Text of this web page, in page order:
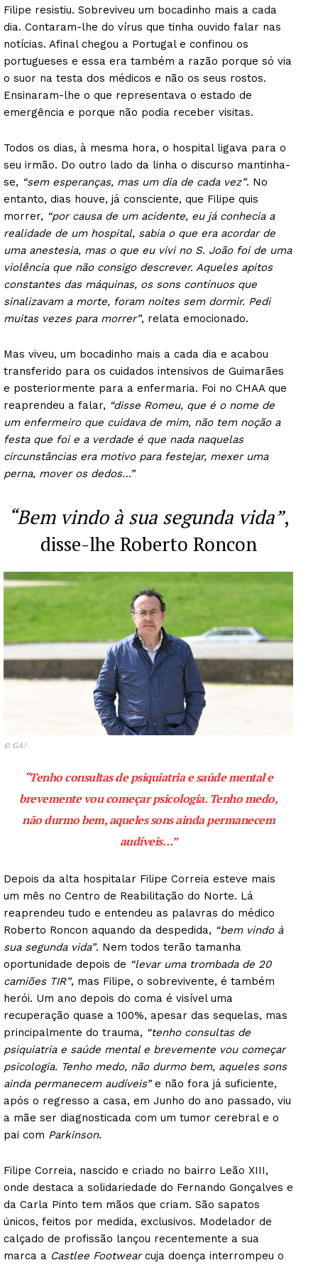
Guimarães, agora!
Filipe resistiu. Sobreviveu um bocadinho mais a cada
dia. Contaram-lhe do vírus que tinha ouvido falar nas
notícias. Afinal chegou a Portugal e confinou os
portugueses e essa era também a razão porque só via
o suor na testa dos médicos e não os seus rostos.
Ensinaram-lhe o que representava o estado de
emergência e porque não podia receber visitas.
Todos os dias, à mesma hora, o hospital ligava para o
seu irmão. Do outro lado da linha o discurso mantinha-
se, “sem esperanças, mas um dia de cada vez”. No
entanto, dias houve, já consciente, que Filipe quis
morrer, “por causa de um acidente, eu já conhecia a
realidade de um hospital, sabia o que era acordar de
uma anestesia, mas o que eu vivi no S. João foi de uma
violência que não consigo descrever. Aqueles apitos
constantes das máquinas, os sons contínuos que
sinalizavam a morte, foram noites sem dormir. Pedi
muitas vezes para morrer”, relata emocionado.
Mas viveu, um bocadinho mais a cada dia e acabou
transferido para os cuidados intensivos de Guimarães
e posteriormente para a enfermaria. Foi no CHAA que
reaprendeu a falar, “disse Romeu, que é o nome de
um enfermeiro que cuidava de mim, não tem noção a
festa que foi e a verdade é que nada naquelas
circunstâncias era motivo para festejar, mexer uma
perna, mover os dedos…”
“Bem vindo à sua segunda vida”,
disse-lhe Roberto Roncon
© GA!
“Tenho consultas de psiquiatria e saúde mental e
brevemente vou começar psicologia. Tenho medo,
não durmo bem, aqueles sons ainda permanecem
audíveis…”
Depois da alta hospitalar Filipe Correia esteve mais
um mês no Centro de Reabilitação do Norte. Lá
reaprendeu tudo e entendeu as palavras do médico
Roberto Roncon aquando da despedida, “bem vindo à
sua segunda vida”. Nem todos terão tamanha
oportunidade depois de “levar uma trombada de 20
camiões TIR”, mas Filipe, o sobrevivente, é também
herói. Um ano depois do coma é visível uma
recuperação quase a 100%, apesar das sequelas, mas
principalmente do trauma, “tenho consultas de
psiquiatria e saúde mental e brevemente vou começar
psicologia. Tenho medo, não durmo bem, aqueles sons
ainda permanecem audíveis”e não fora já suficiente,
após o regresso a casa, em Junho do ano passado, viu
a mãe ser diagnosticada com um tumor cerebral e o
pai com Parkinson.
Filipe Correia, nascido e criado no bairro Leão XIII,
onde destaca a solidariedade do Fernando Gonçalves e
da Carla Pinto tem mãos que criam. São sapatos
únicos, feitos por medida, exclusivos. Modelador de
calçado de profissão lançou recentemente a sua
marca a Castlee Footwearcuja doença interrompeu o